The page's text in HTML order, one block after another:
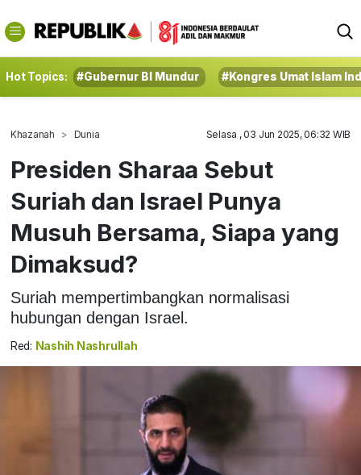
Hot Topics: #Gubernur BI Mundur #Kongres Umat Islam
Khazanah Dunia Selasa , 03 Jun 2025, 06:32 WIB
Presiden Sharaa Sebut
Suriah dan Israel Punya
Musuh Bersama, Siapa yang
Dimaksud?
Suriah mempertimbangkan normalisasi
hubungan dengan Israel.
Red: Nashih Nashrullah